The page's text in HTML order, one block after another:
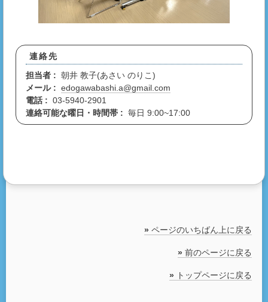
連絡先
担当者 : 朝井 教子(あさい のりこ)
メール : edogawabashi.a@gmail.com
電話 : 03-5940-2901
連絡可能な曜日・時間帯 : 毎日 9:00~17:00
» ページのいちばん上に戻る
» 前のページに戻る
» トップページに戻る